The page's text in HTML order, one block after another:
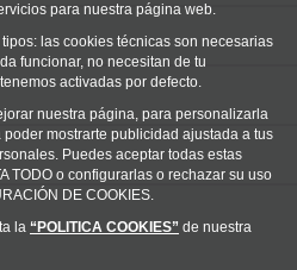
para nuestra página web.
las cookies técnicas son necesarias
funcionar, no necesitan de tu
activadas por defecto.
nuestra página, para personalizarla
mostrarte publicidad ajustada a tus
Puedes aceptar todas estas
TODO o configurarlas o rechazar su uso
DE COOKIES.
la “POLITICA COOKIES” de nuestra